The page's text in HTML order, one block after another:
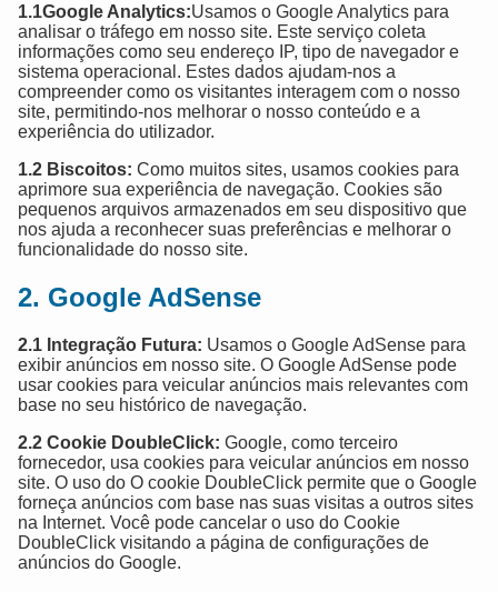
1.1Google Analytics:Usamos o Google Analytics para
analisar o tráfego em nosso site. Este serviço coleta
informações como seu endereço IP, tipo de navegador e
sistema operacional. Estes dados ajudam-nos a
compreender como os visitantes interagem com o nosso
site, permitindo-nos melhorar o nosso conteúdo e a
experiência do utilizador.
1.2 Biscoitos: Como muitos sites, usamos cookies para
aprimore sua experiência de navegação. Cookies são
pequenos arquivos armazenados em seu dispositivo que
nos ajuda a reconhecer suas preferências e melhorar o
funcionalidade do nosso site.
2. Google AdSense
2.1 Integração Futura: Usamos o Google AdSense para
exibir anúncios em nosso site. O Google AdSense pode
usar cookies para veicular anúncios mais relevantes com
base no seu histórico de navegação.
2.2 Cookie DoubleClick: Google, como terceiro
fornecedor, usa cookies para veicular anúncios em nosso
site. O uso do O cookie DoubleClick permite que o Google
forneça anúncios com base nas suas visitas a outros sites
na Internet. Você pode cancelar o uso do Cookie
DoubleClick visitando a página de configurações de
anúncios do Google.